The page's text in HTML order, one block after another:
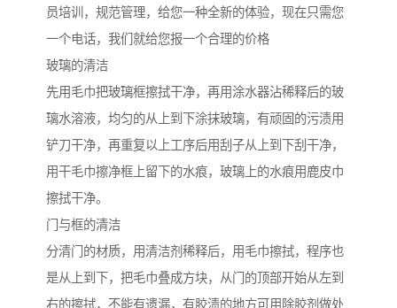
员培训，规范管理，给您一种全新的体验，现在只需您
一个电话，我们就给您报一个合理的价格
玻璃的清洁
先用毛巾把玻璃框擦拭干净，再用涂水器沾稀释后的玻
璃水溶液，均匀的从上到下涂抹玻璃，有顽固的污渍用
铲刀干净，再重复以上工序后用刮子从上到下刮干净，
用干毛巾擦净框上留下的水痕，玻璃上的水痕用鹿皮巾
擦拭干净。
门与框的清洁
分清门的材质，用清洁剂稀释后，用毛巾擦拭，程序也
是从上到下，把毛巾叠成方块，从门的顶部开始从左到
右的擦拭，不能有遗漏，有胶渍的地方可用除胶剂做处